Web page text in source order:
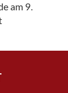
am 9.